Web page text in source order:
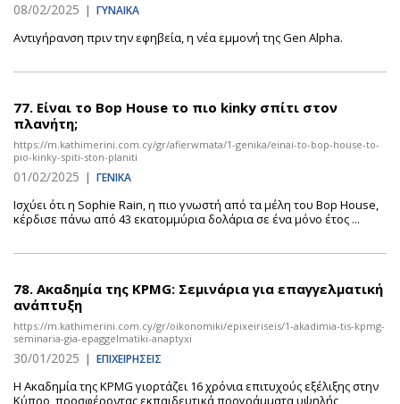
08/02/2025 | ΓΥΝΑΙΚΑ
Αντιγήρανση πριν την εφηβεία, η νέα εμμονή της Gen Alpha.
77. Είναι το Bop House το πιο kinky σπίτι στον
πλανήτη;
https://m.kathimerini.com.cy/gr/afierwmata/1-genika/einai-to-bop-house-to-
pio-kinky-spiti-ston-planiti
01/02/2025 | ΓΕΝΙΚΑ
Ισχύει ότι η Sophie Rain, η πιο γνωστή από τα μέλη του Bop House,
κέρδισε πάνω από 43 εκατομμύρια δολάρια σε ένα μόνο έτος ...
78. Ακαδημία της KPMG: Σεμινάρια για επαγγελματική
ανάπτυξη
https://m.kathimerini.com.cy/gr/oikonomiki/epixeiriseis/1-akadimia-tis-kpmg-
seminaria-gia-epaggelmatiki-anaptyxi
30/01/2025 | ΕΠΙΧΕΙΡΗΣΕΙΣ
Η Aκαδημία της KPMG γιορτάζει 16 χρόνια επιτυχούς εξέλιξης στην
Κύπρο, προσφέροντας εκπαιδευτικά προγράμματα υψηλής